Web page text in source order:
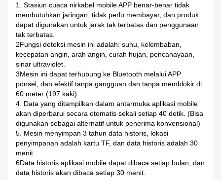
1. Stasiun cuaca nirkabel mobile APP benar-benar tidak
membutuhkan jaringan, tidak perlu membayar, dan produk
dapat digunakan untuk jarak tak terbatas dan penggunaan
tak terbatas.
2Fungsi deteksi mesin ini adalah: suhu, kelembaban,
kecepatan angin, arah angin, curah hujan, pencahayaan,
sinar ultraviolet.
3Mesin ini dapat terhubung ke Bluetooth melalui APP
ponsel, dan efektif tanpa gangguan dan tanpa memblokir di
60 meter (197 kaki).
4. Data yang ditampilkan dalam antarmuka aplikasi mobile
akan diperbarui secara otomatis sekali setiap 40 detik. (Bisa
digunakan sebagai alternatif untuk penerima konvensional)
5. Mesin menyimpan 3 tahun data historis, lokasi
penyimpanan adalah kartu TF, dan data historis adalah 30
menit.
6Data historis aplikasi mobile dapat dibaca setiap bulan, dan
data historis akan dibaca setiap 30 menit.